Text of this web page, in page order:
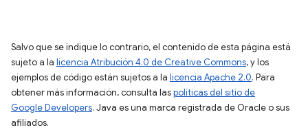
Salvo que se indique lo contrario, el contenido de esta página está
sujeto a la licencia Atribución 4.0 de Creative Commons, y los
ejemplos de código están sujetos a la licencia Apache 2.0. Para
obtener más información, consulta laspolíticas del sitio de
Google Developers. Java es una marca registrada de Oracle o sus
afiliados.